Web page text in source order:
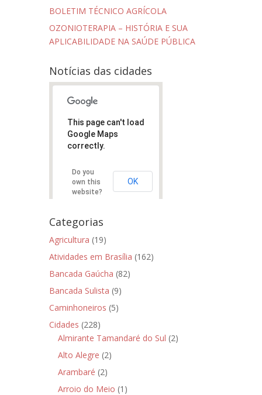
BOLETIM TÉCNICO AGRÍCOLA
OZONIOTERAPIA – HISTÓRIA E SUA
APLICABILIDADE NA SAÚDE PÚBLICA
Notícias das cidades
This page can't load
Google Maps
correctly.
Do you
own this
website?
OK
Categorias
Agricultura (19)
Atividades em Brasília (162)
Bancada Gaúcha (82)
Bancada Sulista (9)
Caminhoneiros (5)
Cidades (228)
Almirante Tamandaré do Sul (2)
Alto Alegre (2)
Arambaré (2)
Arroio do Meio (1)